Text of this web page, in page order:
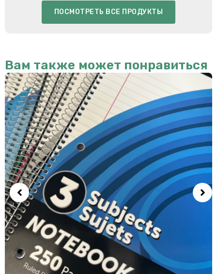
ПОСМОТРЕТЬ ВСЕ ПРОДУКТЫ
Вам также может понравиться